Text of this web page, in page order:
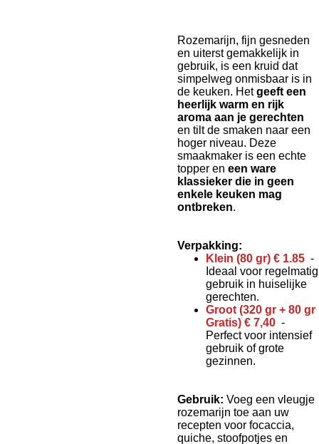
Rozemarijn, fijn gesneden
en uiterst gemakkelijk in
gebruik, is een kruid dat
simpelweg onmisbaar is in
de keuken. Hetgeeft een
heerlijk warm en rijk
aroma aan je gerechten
en tilt de smaken naar een
hoger niveau. Deze
smaakmaker is een echte
topper en een ware
klassieker die in geen
enkele keuken mag
ontbreken.
Verpakking:
Klein (80 gr) € 1.85 -
Ideaal voor regelmatig
gebruik in huiselijke
gerechten.
Groot (320 gr + 80 gr
Gratis) € 7,40 -
Perfect voor intensief
gebruik of grote
gezinnen.
Gebruik: Voeg een vleugje
rozemarijn toe aan uw
recepten voor focaccia,
quiche, stoofpotjes en